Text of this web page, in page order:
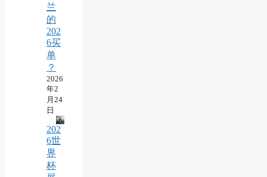
兰
的
202
6买
单
？
2026
年2
月24
日
202
6世
界
杯